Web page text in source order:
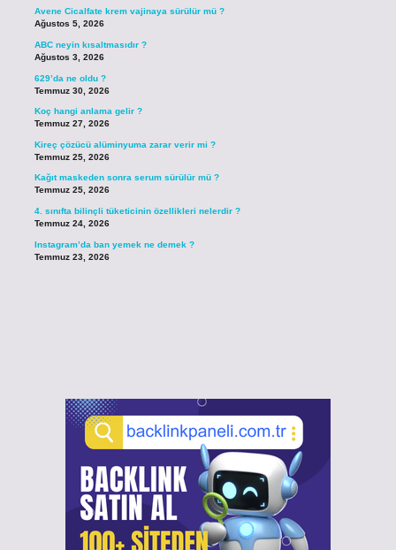
Avene Cicalfate krem vajinaya sürülür mü ?
Ağustos 5, 2026
ABC neyin kısaltmasıdır ?
Ağustos 3, 2026
629’da ne oldu ?
Temmuz 30, 2026
Koç hangi anlama gelir ?
Temmuz 27, 2026
Kireç çözücü alüminyuma zarar verir mi ?
Temmuz 25, 2026
Kağıt maskeden sonra serum sürülür mü ?
Temmuz 25, 2026
4. sınıfta bilinçli tüketicinin özellikleri nelerdir ?
Temmuz 24, 2026
Instagram’da ban yemek ne demek ?
Temmuz 23, 2026